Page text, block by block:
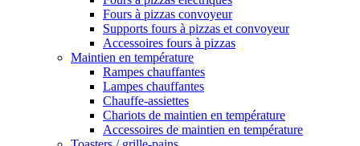
Fours à pizzas convoyeur
Supports fours à pizzas et convoyeur
Accessoires fours à pizzas
Maintien en température
Rampes chauffantes
Lampes chauffantes
Chauffe-assiettes
Chariots de maintien en température
Accessoires de maintien en température